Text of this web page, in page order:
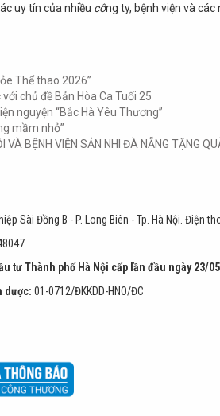
uy tín của nhiều công ty, bệnh viện và
Thể thao 2026”
chủ đề Bản Hòa Ca Tuổi 25
nguyện “Bắc Hà Yêu Thương”
mầm nhỏ”
VÀ BỆNH VIỆN SẢN NHI ĐÀ NẴNG TẶNG
Sài Đồng B - P. Long Biên - Tp. Hà Nội. Điện
tư Thành phố Hà Nội cấp lần đầu ngày 23/
dược: 01-0712/ĐKKDD-HNO/ĐC